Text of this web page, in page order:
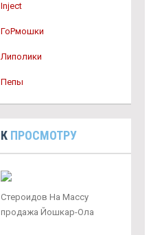
Inject
ГоРмошки
Липолики
Пепы
К ПРОСМОТРУ
Стероидов На Массу
продажа Йошкар-Ола